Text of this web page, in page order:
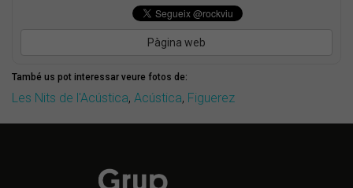
Pàgina web
També us pot interessar veure fotos de:
Les Nits de l'Acústica, Acústica, Figuerez